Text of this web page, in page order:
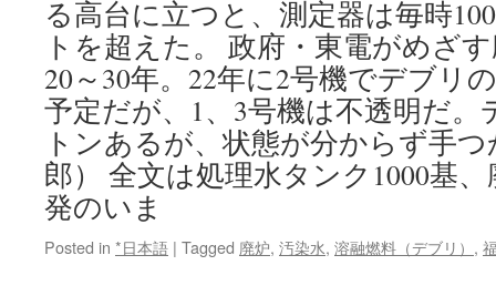
る高台に立つと、測定器は毎時
トを超えた。 政府・東電がめざ
20～30年。22年に2号機でデブリ
予定だが、1、3号機は不透明だ。
トンあるが、状態が分からず手
郎） 全文は処理水タンク1000基
発のいま
Posted in *日本語 | Tagged 廃炉, 汚染水, 溶融燃料（デブリ） ,